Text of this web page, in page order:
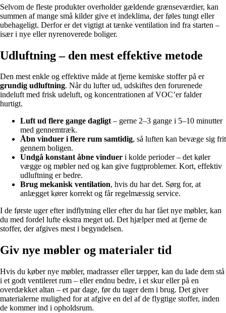
Selvom de fleste produkter overholder gældende grænseværdier, kan
summen af mange små kilder give et indeklima, der føles tungt eller
ubehageligt. Derfor er det vigtigt at tænke ventilation ind fra starten –
især i nye eller nyrenoverede boliger.
Udluftning – den mest effektive metode
Den mest enkle og effektive måde at fjerne kemiske stoffer på er
grundig udluftning. Når du lufter ud, udskiftes den forurenede
indeluft med frisk udeluft, og koncentrationen af VOC’er falder
hurtigt.
Luft ud flere gange dagligt– gerne 2–3 gange i 5–10 minutter
med gennemtræk.
Åbn vinduer i flere rum samtidig, så luften kan bevæge sig frit
gennem boligen.
Undgå konstant åbne vinduer i kolde perioder – det køler
vægge og møbler ned og kan give fugtproblemer. Kort, effektiv
udluftning er bedre.
Brug mekanisk ventilation, hvis du har det. Sørg for, at
anlægget kører korrekt og får regelmæssig service.
I de første uger efter indflytning eller efter du har fået nye møbler, kan
du med fordel lufte ekstra meget ud. Det hjælper med at fjerne de
stoffer, der afgives mest i begyndelsen.
Giv nye møbler og materialer tid
Hvis du køber nye møbler, madrasser eller tæpper, kan du lade dem stå
i et godt ventileret rum – eller endnu bedre, i et skur eller på en
overdækket altan – et par dage, før du tager dem i brug. Det giver
materialerne mulighed for at afgive en del af de flygtige stoffer, inden
de kommer ind i opholdsrum.